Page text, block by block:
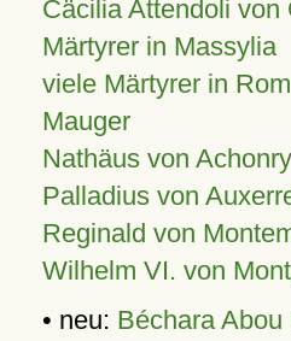
Cäcilia Attendoli von
Märtyrer in Massylia
viele Märtyrer in Rom
Mauger
Nathäus von Achonry
Palladius von
Reginald von
Wilhelm VI. von
• neu: Béchara Abou